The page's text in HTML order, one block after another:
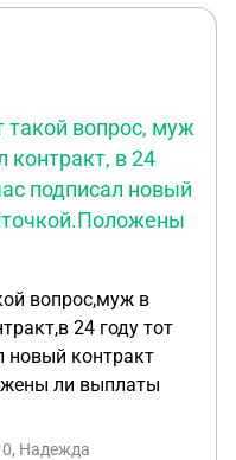
такой вопрос, муж
контракт, в 24
подписал новый
вопрос,муж в
24 году тот
новый контракт
ли выплаты
Надежда